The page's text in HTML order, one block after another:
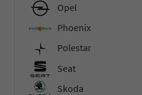
Opel
Phoenix
Polestar
Seat
Skoda